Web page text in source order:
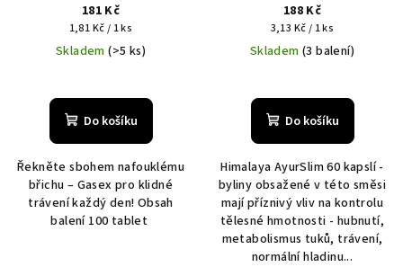
181 Kč
Měrná
cena:
1,81 Kč / 1 ks
Skladem(>5 ks)
Do košíku
Řekněte sbohem nafouklému
břichu – Gasex pro klidné
trávení každý den! Obsah
balení 100 tablet
188 Kč
Měrná
cena:
3,13 Kč / 1 ks
Skladem(3 balení)
Do košíku
Himalaya AyurSlim 60 kapslí -
byliny obsažené v této směsi
mají příznivý vliv na kontrolu
tělesné hmotnosti - hubnutí,
metabolismus tuků, trávení,
normální hladinu...